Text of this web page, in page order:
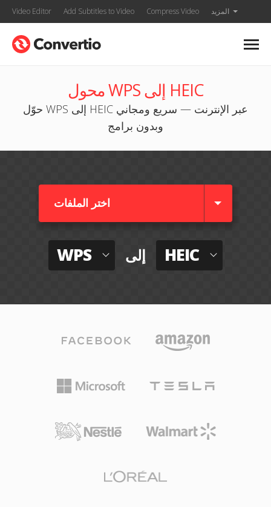
Video Editor Add Subtitles to Video Compress Video المزيد
محول WPS إلى HEIC
حوّل WPS إلى HEIC عبر الإنترنت — سريع ومجاني
وبدون برامج
اختر الملفات
WPS إلى HEIC